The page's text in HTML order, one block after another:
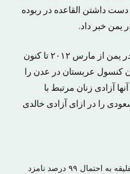
دست داشتن القاعده در ربوده
یمن خبر داد.
شبه نظامیان القاعده در یمن از مارس ۲۰۱۲ تا کنون
کنسول عربستان در عدن را
آزادی زنان مرتبط با
را در ازای آزادی خالدی
نخست وزیر الجزایر: بوتفلیقه به احتمال ۹۹ درصد نامزد